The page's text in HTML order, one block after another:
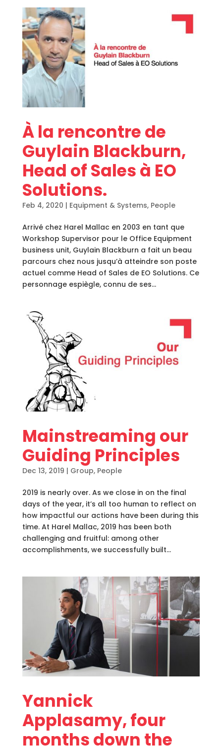
À la rencontre de
Guylain Blackburn,
Head of Sales à EO
Solutions.
Feb 4, 2020 | Equipment & Systems, People
Arrivé chez Harel Mallac en 2003 en tant que
Workshop Supervisor pour le Office Equipment
business unit, Guylain Blackburn a fait un beau
parcours chez nous jusqu’à atteindre son poste
actuel comme Head of Sales de EO Solutions. Ce
personnage espiègle, connu de ses...
Mainstreaming our
Guiding Principles
Dec 13, 2019 | Group, People
2019 is nearly over. As we close in on the final
days of the year, it’s all too human to reflect on
how impactful our actions have been during this
time. At Harel Mallac, 2019 has been both
challenging and fruitful: among other
accomplishments, we successfully built...
Yannick
Applasamy, four
months down the